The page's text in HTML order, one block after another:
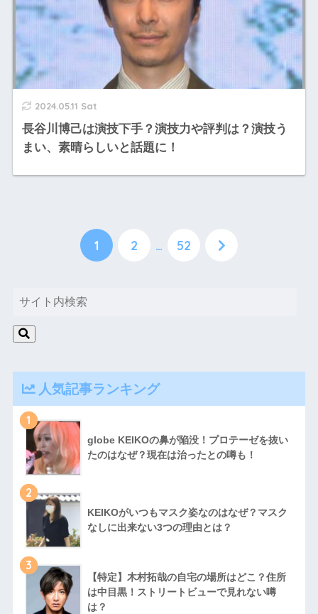
2024.05.11 Sat
長谷川博己は演技下手？演技力や評判は？演技う
まい、素晴らしいと話題に！
1 2 … 52
人気記事ランキング
1
globe KEIKOの鼻が陥没！プロテーゼを抜い
たのはなぜ？現在は治ったとの噂も！
2
KEIKOがいつもマスク姿なのはなぜ？マスク
なしに出来ない3つの理由とは？
3
【特定】木村拓哉の自宅の場所はどこ？住所
は中目黒！ストリートビューで見れない噂
は？